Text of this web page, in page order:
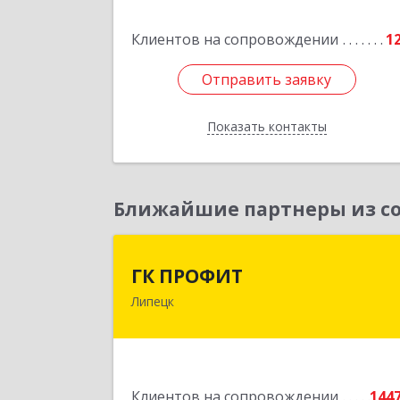
Клиентов на сопровождении
Отправить заявку
Показать контакты
Отправить заявку
Назад
Ближайшие партнеры из
ГК ПРОФИТ
Липецк398001, Липецкая обл, Липецк г,